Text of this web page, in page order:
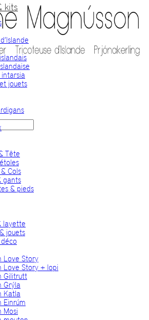
kits
jouets
Tête
Cols
gants
& pieds
layette
jouets
Love Story
Love Story + lopi
Gilitrutt
Grýla
Katla
Einrúm
Mosi